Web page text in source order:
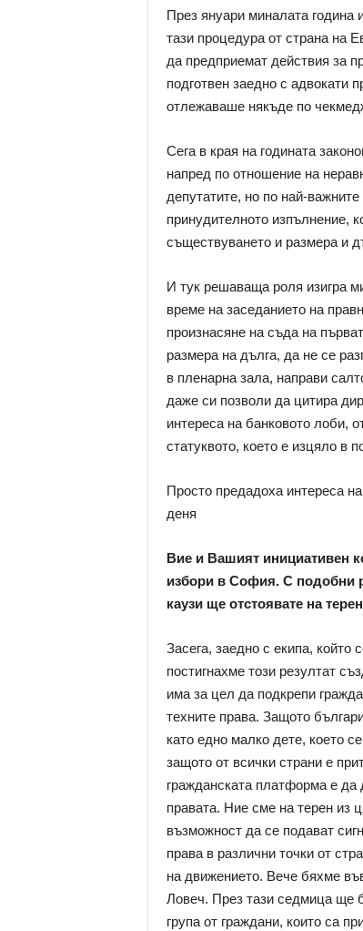
През януари миналата
тази процедура от страна на
да предприемат действия за
подготвен заедно с адвокати
отлежаваше някъде по
Сега в края на годината
напред по отношение на
депутатите, но по най-
принудителното изпълнение,
съществуването и размера и
И тук решаваща роля изигра
време на заседанието на
произнасяне на съда на
размера на дълга, да не се
в пленарна зала, направи
даже си позволи да цитира
интереса на банковото лоби,
статуквото, което е изцяло в
Просто предадоха интереса
деня
Вие и Вашият инициативен
избори в София. С подобни
каузи ще отстоявате на
Засега, заедно с екипа, който
постигнахме този резултат
има за цел да подкрепи
техните права. Защото
като едно малко дете, което
защото от всички страни е
гражданската платформа е да
правата. Ние сме на терен из
възможност да се подават
права в различни точки от
на движението. Вече бяхме
Ловеч. През тази седмица ще
група от граждани, които са